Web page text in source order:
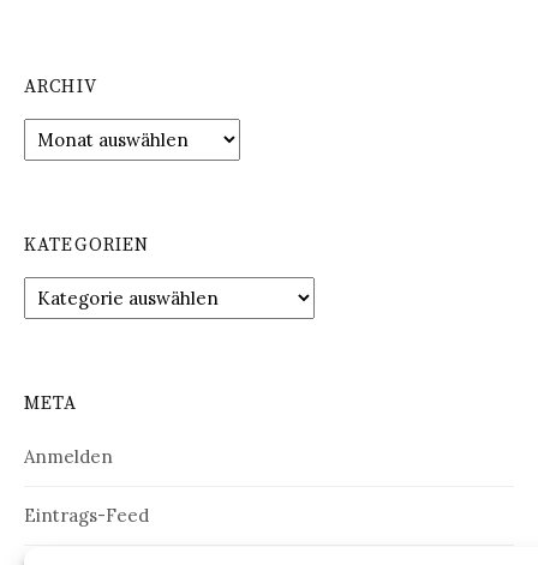
ARCHIV
Archiv
KATEGORIEN
Kategorien
META
Anmelden
Eintrags-Feed